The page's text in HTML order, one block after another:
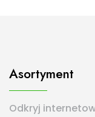
Asortyment
Odkryj